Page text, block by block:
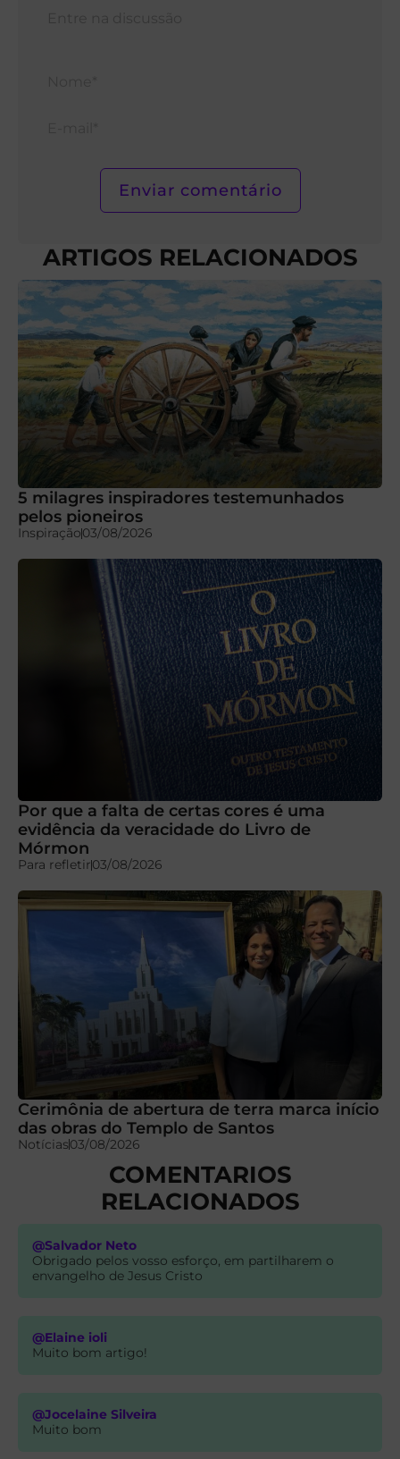
ARTIGOS RELACIONADOS
5 milagres inspiradores testemunhados
pelos pioneiros
Inspiração03/08/2026
Por que a falta de certas cores é uma
evidência da veracidade do Livro de
Mórmon
Para refletir03/08/2026
Cerimônia de abertura de terra marca início
das obras do Templo de Santos
Notícias03/08/2026
COMENTARIOS
RELACIONADOS
@Salvador Neto
Obrigado pelos vosso esforço, em partilharem o
envangelho de Jesus Cristo
@Elaine ioli
Muito bom artigo!
@Jocelaine Silveira
Muito bom